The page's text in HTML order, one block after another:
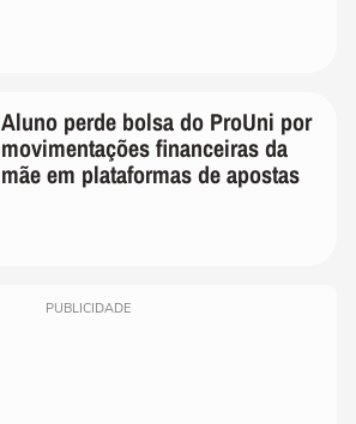
Aluno perde bolsa do ProUni por
movimentações financeiras da
mãe em plataformas de apostas
PUBLICIDADE